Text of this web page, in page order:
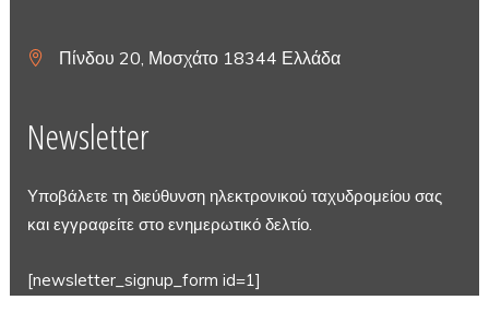
Πίνδου 20, Μοσχάτο 18344 Ελλάδα
Newsletter
Υποβάλετε τη διεύθυνση ηλεκτρονικού ταχυδρομείου σας
και εγγραφείτε στο ενημερωτικό δελτίο.
[newsletter_signup_form id=1]